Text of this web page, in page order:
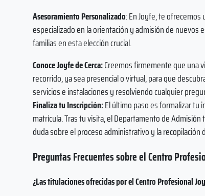
Asesoramiento Personalizado: En Joyfe, te
especializado en la orientación y admisión de nuevos
familias en esta elección crucial.
Conoce Joyfe de Cerca:Creemos firmemente que una
recorrido, ya sea presencial o virtual, para que
servicios e instalaciones y resolviendo cualquier
Finaliza tu Inscripción:El último paso es formalizar tu
matrícula. Tras tu visita, el Departamento de
duda sobre el proceso administrativo y la
Preguntas Frecuentes sobre el Centro
¿Las titulaciones ofrecidas por el Centro Profesional